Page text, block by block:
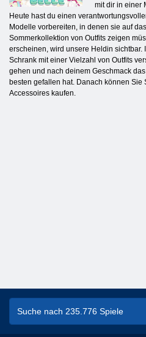
mit dir in einer
Heute hast du einen
Modelle vorbereiten, in denen sie auf
Sommerkollektion von Outfits zeigen
erscheinen, wird unsere Heldin sichtbar.
Schrank mit einer Vielzahl von Outfits
gehen und nach deinem Geschmack
besten gefallen hat. Danach können
Accessoires kaufen.